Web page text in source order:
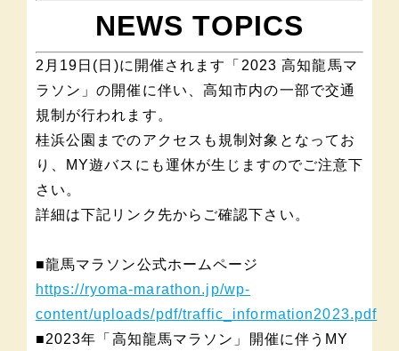
NEWS TOPICS
2月19日(日)に開催されます「2023 高知龍馬マ
ラソン」の開催に伴い、高知市内の一部で交通
規制が行われます。
桂浜公園までのアクセスも規制対象となってお
り、MY遊バスにも運休が生じますのでご注意下
さい。
詳細は下記リンク先からご確認下さい。
■龍馬マラソン公式ホームページ
https://ryoma-marathon.jp/wp-
content/uploads/pdf/traffic_information2023.pdf
■2023年「高知龍馬マラソン」開催に伴うMY